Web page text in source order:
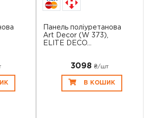
Панель поліуретанова
Art Decor (W 373),
ELITE DECO...
3098 ₴/шт
В КОШИК